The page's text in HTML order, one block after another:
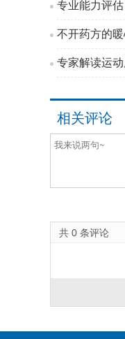
专业能力评
不开药方的暖
专家解读运
相关评论
共 0 条评论